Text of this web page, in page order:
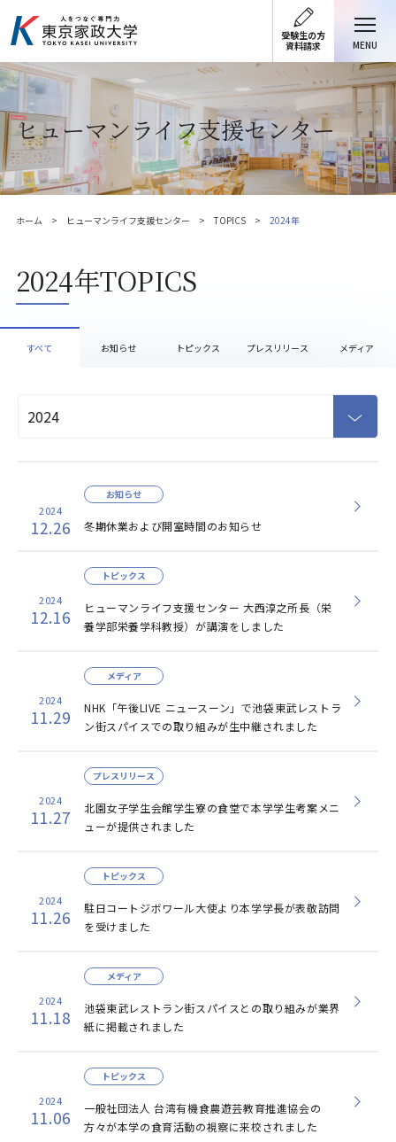
受験生の方
資料請求
MENU
ヒューマンライフ支援センター
ホーム ヒューマンライフ支援センター TOPICS 2024年
2024年TOPICS
すべて お知らせ トピックス プレスリリース メディア
2024
12.26 冬期休業および開室時間のお知らせ
お知らせ
2024
12.16
ヒューマンライフ支援センター 大西淳之所長（栄
養学部栄養学科教授）が講演をしました
トピックス
2024
11.29
NHK「午後LIVE ニュースーン」で池袋東武レストラ
ン街スパイスでの取り組みが生中継されました
メディア
2024
11.27
北園女子学生会館学生寮の食堂で本学学生考案メニ
ューが提供されました
プレスリリース
2024
11.26
駐日コートジボワール大使より本学学長が表敬訪問
を受けました
トピックス
2024
11.18
池袋東武レストラン街スパイスとの取り組みが業界
紙に掲載されました
メディア
2024
11.06
一般社団法人 台湾有機食農遊芸教育推進協会の
方々が本学の食育活動の視察に来校されました
トピックス